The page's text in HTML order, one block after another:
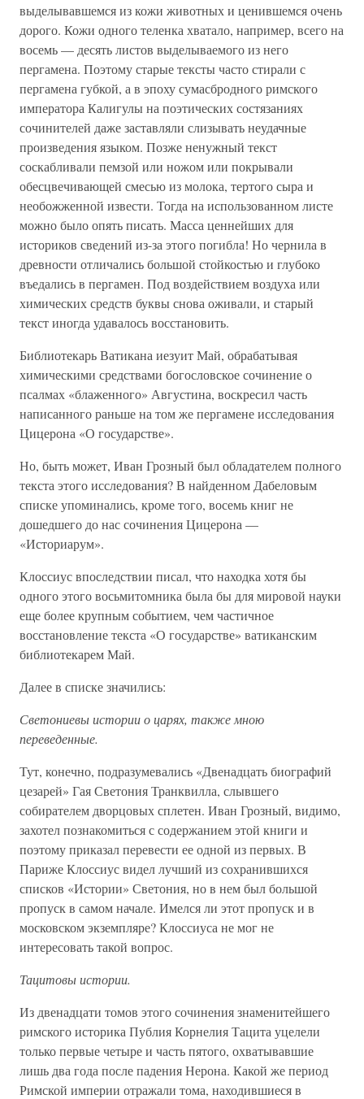
выделывавшемся из кожи животных и ценившемся очень
дорого. Кожи одного теленка хватало, например, всего на
восемь — десять листов выделываемого из него
пергамена. Поэтому старые тексты часто стирали с
пергамена губкой, а в эпоху сумасбродного римского
императора Калигулы на поэтических состязаниях
сочинителей даже заставляли слизывать неудачные
произведения языком. Позже ненужный текст
соскабливали пемзой или ножом или покрывали
обесцвечивающей смесью из молока, тертого сыра и
необожженной извести. Тогда на использованном листе
можно было опять писать. Масса ценнейших для
историков сведений из-за этого погибла! Но чернила в
древности отличались большой стойкостью и глубоко
въедались в пергамен. Под воздействием воздуха или
химических средств буквы снова оживали, и старый
текст иногда удавалось восстановить.
Библиотекарь Ватикана иезуит Май, обрабатывая
химическими средствами богословское сочинение о
псалмах «блаженного» Августина, воскресил часть
написанного раньше на том же пергамене исследования
Цицерона «О государстве».
Но, быть может, Иван Грозный был обладателем полного
текста этого исследования? В найденном Дабеловым
списке упоминались, кроме того, восемь книг не
дошедшего до нас сочинения Цицерона —
«Историарум».
Клоссиус впоследствии писал, что находка хотя бы
одного этого восьмитомника была бы для мировой науки
еще более крупным событием, чем частичное
восстановление текста «О государстве» ватиканским
библиотекарем Май.
Далее в списке значились:
Светониевы истории о царях, также мною
переведенные.
Тут, конечно, подразумевались «Двенадцать биографий
цезарей» Гая Светония Транквилла, слывшего
собирателем дворцовых сплетен. Иван Грозный, видимо,
захотел познакомиться с содержанием этой книги и
поэтому приказал перевести ее одной из первых. В
Париже Клоссиус видел лучший из сохранившихся
списков «Истории» Светония, но в нем был большой
пропуск в самом начале. Имелся ли этот пропуск и в
московском экземпляре? Клоссиуса не мог не
интересовать такой вопрос.
Тацитовы истории.
Из двенадцати томов этого сочинения знаменитейшего
римского историка Публия Корнелия Тацита уцелели
только первые четыре и часть пятого, охватывавшие
лишь два года после падения Нерона. Какой же период
Римской империи отражали тома, находившиеся в